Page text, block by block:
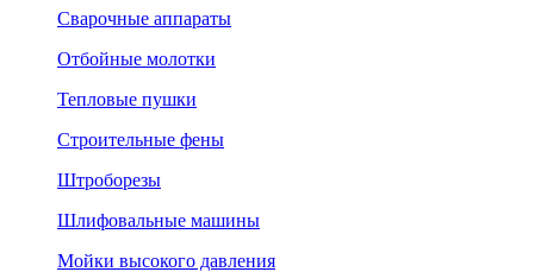
Сварочные аппараты
Отбойные молотки
Тепловые пушки
Строительные фены
Штроборезы
Шлифовальные машины
Мойки высокого давления